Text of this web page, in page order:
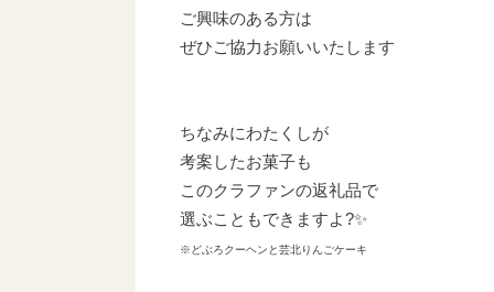
ご興味のある方は
ぜひご協力お願いいたします
ちなみにわたくしが
考案したお菓子も
このクラファンの返礼品で
選ぶこともできますよ?✨
※どぶろクーヘンと芸北りんごケーキ